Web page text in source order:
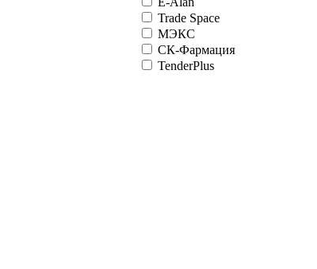
Trade Space
МЭКС
СК-Фармация
TenderPlus